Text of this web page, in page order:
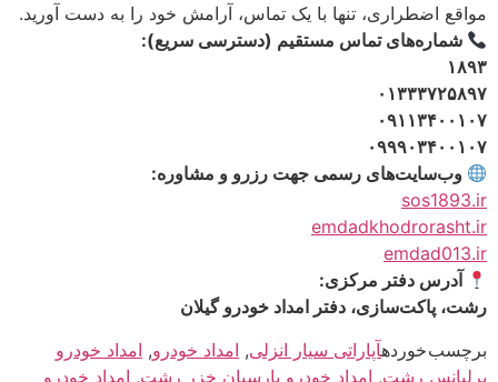
مواقع اضطراری، تنها با یک تماس، آرامش خود را به دست آورید.
شماره‌های تماس مستقیم (دسترسی سریع):
۱۸۹۳
۰۱۳۳۳۷۲۵۸۹۷
۰۹۱۱۳۴۰۰۱۰۷
۰۹۹۹۰۳۴۰۰۱۰۷
وب‌سایت‌های رسمی جهت رزرو و مشاوره:
sos1893.ir
emdadkhodrorasht.ir
emdad013.ir
آدرس دفتر مرکزی:
رشت، پاکت‌سازی، دفتر امداد خودرو گیلان
برچسب خوردهآپاراتی سیار انزلی, امداد خودرو, امداد خودرو
برلیانس رشت, امداد خودرو پارسیان خزر رشت, امداد خودرو